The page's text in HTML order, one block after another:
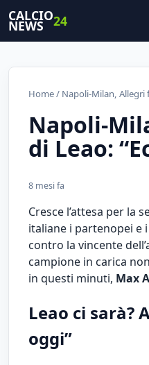
CALCIO
NEWS 24
Home/ Napoli-Milan, Allegri
Napoli-
di Leao:
8 mesi fa
Cresce l’attesa per la
italiane i partenopei e
contro la vincente
campione in carica
in questi minuti, Max
Leao ci sarà?
oggi”